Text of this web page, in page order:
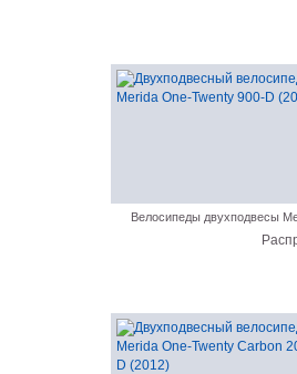
Велосипеды двухподвесы